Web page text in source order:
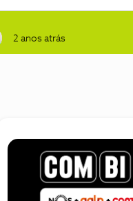
2 anos atrás